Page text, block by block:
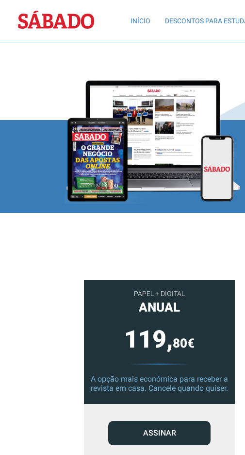
Sábado
INÍCIO DESCONTOS PARA
PAPEL + DIGITAL
ANUAL
119,80€
A opção mais económica para receber a
revista em casa. Cancele quando quiser.
ASSINAR